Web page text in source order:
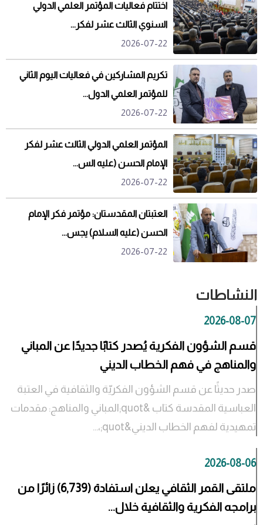
اختتام فعاليات المؤتمر العلمي الدولي
السنوي الثالث عشر لفكر...
2026-07-22
تكريم المشاركين في فعاليات اليوم الثاني
للمؤتمر العلمي الدول...
2026-07-22
المؤتمر العلمي الدولي الثالث عشر لفكر
الإمام الحسن (عليه الس...
2026-07-22
العتبتان المقدستان: مؤتمر فكر الإمام
الحسن (عليه السلام) يجس...
2026-07-22
النشاطات
2026-08-07
قسم الشؤون الفكرية يُصدر كتابًا جديدًا عن المباني
والمناهج في فهم الخطاب الديني
صدر حديثًا عن قسم الشؤون الفكريّة والثقافية في العتبة
العباسية المقدسة كتاب &quot;المباني والمناهج: مقدمات
تمهيدية لفهم الخطاب الديني&quot;،...
2026-08-06
ملتقى القمر الثقافي يعلن استفادة (6,739) زائرًا من
برامجه الفكرية والثقافية خلال...